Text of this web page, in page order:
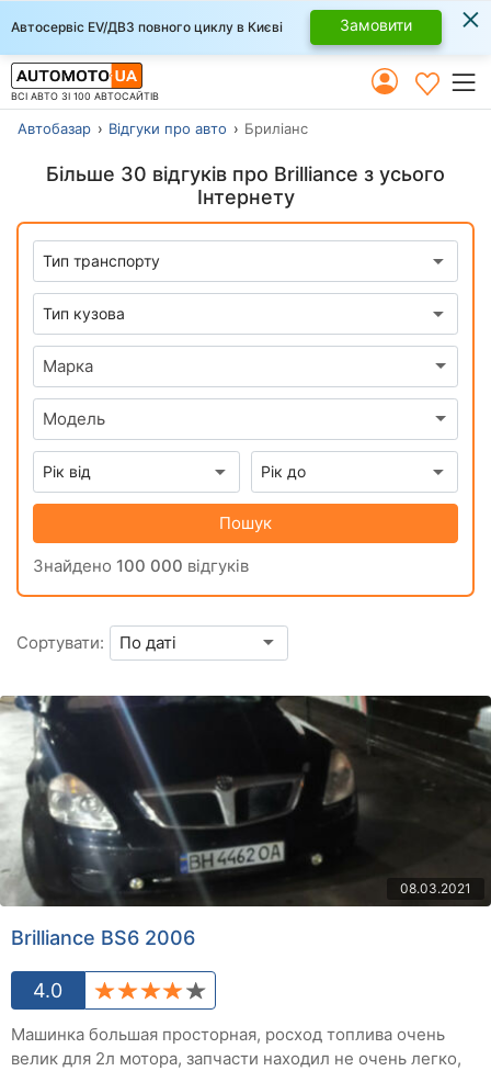
Автосервіс EV/ДВЗ повного циклу в Києві Замовити ×
ВСІ АВТО ЗІ 100 АВТОСАЙТІВ
Автобазар Відгуки про авто Бриліанс
Більше 30 відгуків про Brilliance з усього
Інтернету
Марка
Модель
Пошук
Знайдено 100 000 відгуків
Сортувати:
08.03.2021
Brilliance BS6 2006
4.0
Машинка большая просторная, росход топлива очень
велик для 2л мотора, запчасти находил не очень легко,